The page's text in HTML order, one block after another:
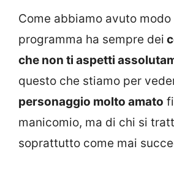
Come abbiamo avuto
programma ha sempre dei
che non ti aspetti
questo che stiamo per
personaggio molto amato
manicomio, ma di chi si
soprattutto come mai